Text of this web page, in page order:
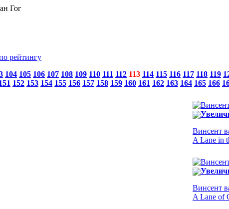
Гог
рейтингу
104 105 106 107 108 109 110 111 112 113 114 115 116 117 118 119
152 153 154 155 156 157 158 159 160 161 162 163 164 165 166
Винсент
A Lane in
Винсент
A Lane of